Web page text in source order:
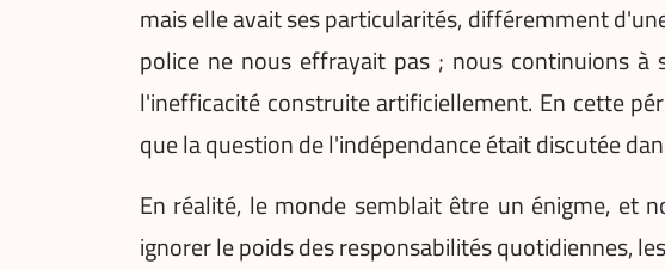
mais elle avait ses particularités, différemment
police ne nous effrayait pas ; nous continuions
l'inefficacité construite artificiellement. En cette
que la question de l'indépendance était discutée
En réalité, le monde semblait être un énigme, et
ignorer le poids des responsabilités quotidiennes,